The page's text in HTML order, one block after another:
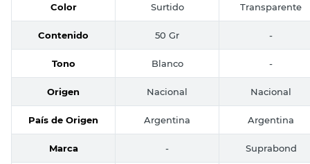
Color Surtido Transparente
Contenido 50 Gr -
Tono Blanco -
Origen Nacional Nacional
País de Origen Argentina Argentina
Marca - Suprabond